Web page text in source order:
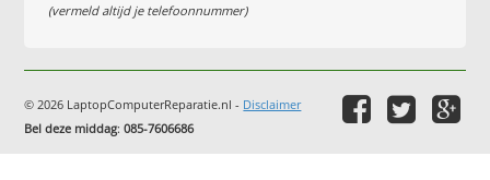
(vermeld altijd je telefoonnummer)
© 2026 LaptopComputerReparatie.nl - Disclaimer
Bel deze middag:085-7606686